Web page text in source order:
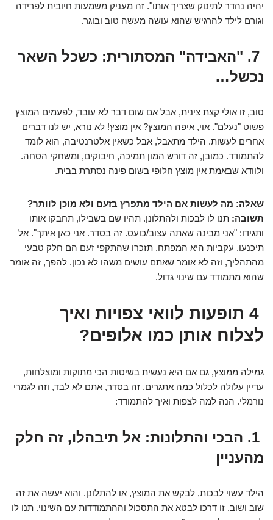
יהיה נהדר לתינוק שצריך אותו". זה מעניק משמעות חיובית לפרידה
וגורם לילד להרגיש שהוא עושה מעשה טוב ובוגר.
7. "האבידה" המסתורית: כשכל השאר
נכשל…
טוב, זו אולי קצת צינית, אבל אם שום דבר לא עובד, לפעמים המוצץ
פשוט "נעלם". אוי, איפה המוצץ? אין מוצץ! לא נורא, יש לנו דברים
אחרים לעשות. הילד מתאבל, אבל כשאין אלטרנטיבה, הוא לומד
להתמודד. כמובן, זה דורש המון תמיכה, חיבוקים, ומשחקי הסחה.
ולוודא שבאמת אין מוצץ חלופי בשום פינה נסתרת בבית.
שאלה: מה לעשות אם הילד מתפרץ בזעם ולא מוכן לוותר?
תשובה: תנו לו לבכות ולהתלונן. תהיו שם בשבילו, תחבקו אותו
ותגידו: "אני מבינה שאתה עצוב/כועס. זה בסדר. אני כאן איתך". אל
תיכנעו. עקביות היא המפתח. תזכרו שהתקפי זעם הם חלק טבעי
מהתהליך, וזה לא אומר שאתם עושים משהו לא נכון. להפך, זה אומר
שהוא מתמודד עם שינוי גדול.
4 תופעות לוואי צפויות ואיך
לצלוח אותן כמו אלופים?
גמילה ממוצץ, גם אם היא נעשית בשיטות הכי מתוקות ומוצלחות,
עדיין עלולה לכלול כמה אתגרים. זה בסדר, אתם לא לבד, וזה לגמרי
נורמלי. הנה למה לצפות ואיך להתמודד:
1. הבכי והתלונות: אל תיבהלו, זה חלק
מהעניין
הילד עשוי לבכות, לבקש את המוצץ, או להתלונן. והוא יעשה את זה
שוב ושוב. זו דרכו לבטא את התסכול וההתמודדות עם השינוי. תנו לו